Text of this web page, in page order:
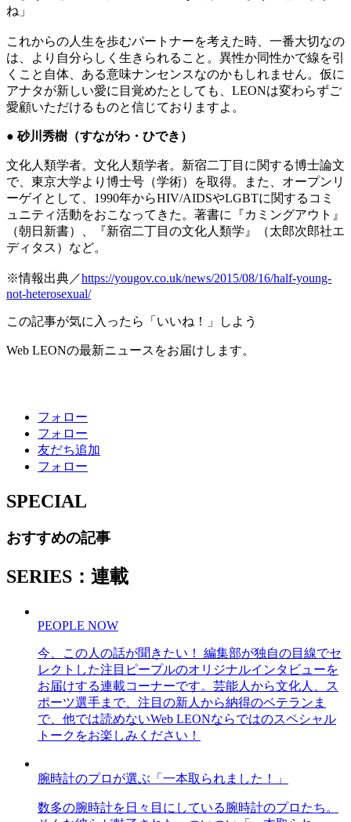
ね」
これからの人生を歩むパートナーを考えた時、一番大切なの
は、より自分らしく生きられること。異性か同性かで線を引
くこと自体、ある意味ナンセンスなのかもしれません。仮に
アナタが新しい愛に目覚めたとしても、LEONは変わらずご
愛顧いただけるものと信じておりますよ。
● 砂川秀樹（すながわ・ひでき）
文化人類学者。文化人類学者。新宿二丁目に関する博士論文
で、東京大学より博士号（学術）を取得。また、オープンリ
ーゲイとして、1990年からHIV/AIDSやLGBTに関するコミ
ュニティ活動をおこなってきた。著書に『カミングアウト』
（朝日新書）、『新宿二丁目の文化人類学』（太郎次郎社エ
ディタス）など。
※情報出典／https://yougov.co.uk/news/2015/08/16/half-young-
not-heterosexual/
この記事が気に入ったら「いいね！」しよう
Web LEONの最新ニュースをお届けします。
フォロー
フォロー
友だち追加
フォロー
SPECIAL
おすすめの記事
SERIES：連載
PEOPLE NOW
今、この人の話が聞きたい！ 編集部が独自の目線でセ
レクトした注目ピープルのオリジナルインタビューを
お届けする連載コーナーです。芸能人から文化人、ス
ポーツ選手まで、注目の新人から納得のベテランま
で、他では読めないWeb LEONならではのスペシャル
トークをお楽しみください！
腕時計のプロが選ぶ「一本取られました！」
数多の腕時計を日々目にしている腕時計のプロたち。